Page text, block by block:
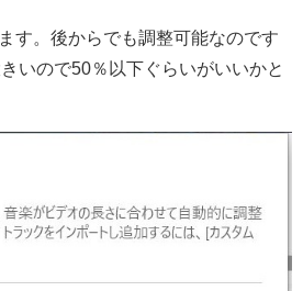
す。後からでも調整可能なのです
いので50％以下ぐらいがいいかと